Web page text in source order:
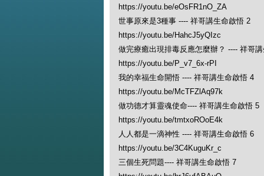
https://youtu.be/eOsFR1nO_ZA
世事原來是3種事 ---- 祥哥講生命啟悟 2
https://youtu.be/HahcJ5yQIzc
做完療癒出現排毒反應怎麼辦？ ---- 祥哥
https://youtu.be/P_v7_6x-rPI
我的幸福生命開悟 ---- 祥哥講生命啟悟 4
https://youtu.be/McTFZlAq97k
做功德才算靈魂使命---- 祥哥講生命啟悟 5
https://youtu.be/tmtxoROoE4k
人人都是一滴神性 ---- 祥哥講生命啟悟 6
https://youtu.be/3C4KuguKr_c
三個生死問題---- 祥哥講生命啟悟 7